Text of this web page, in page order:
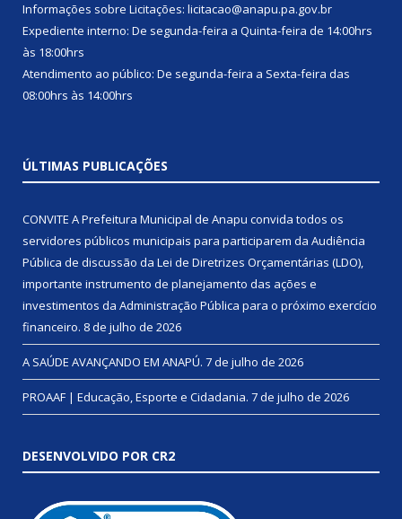
Informações sobre Licitações: licitacao@anapu.pa.gov.br
Expediente interno: De segunda-feira a Quinta-feira de 14:00hrs
às 18:00hrs
Atendimento ao público: De segunda-feira a Sexta-feira das
08:00hrs às 14:00hrs
ÚLTIMAS PUBLICAÇÕES
CONVITE A Prefeitura Municipal de Anapu convida todos os
servidores públicos municipais para participarem da Audiência
Pública de discussão da Lei de Diretrizes Orçamentárias (LDO),
importante instrumento de planejamento das ações e
investimentos da Administração Pública para o próximo exercício
financeiro. 8 de julho de 2026
A SAÚDE AVANÇANDO EM ANAPÚ. 7 de julho de 2026
PROAAF | Educação, Esporte e Cidadania. 7 de julho de 2026
DESENVOLVIDO POR CR2